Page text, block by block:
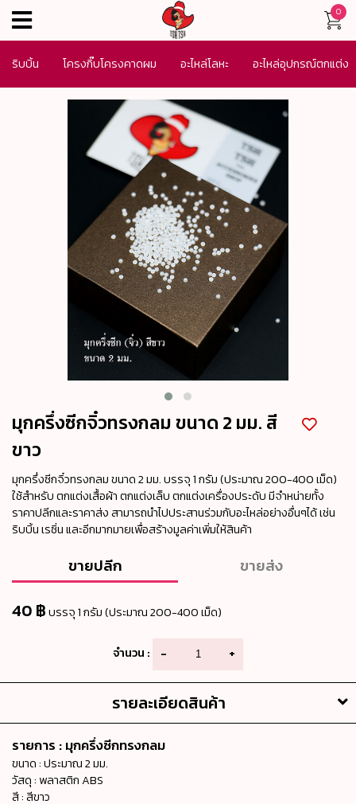
0
menu
ริบบิ้น โครงกิ๊บโครงคาดผม อะไหล่โลหะ อะไหล่อุปกรณ์ตกแต่ง
SALE
มุกครึ่งซีกจิ๋วทรงกลม ขนาด 2 มม. สี
ขาว
มุกครึ่งซีกจิ๋วทรงกลม ขนาด 2 มม. บรรจุ 1 กรัม (ประมาณ 200-400 เม็ด)
ใช้สำหรับ ตกแต่งเสื้อผ้า ตกแต่งเล็บ ตกแต่งเครื่องประดับ มีจำหน่ายทั้ง
ราคาปลีกและราคาส่ง สามารถนำไปประสานร่วมกับอะไหล่อย่างอื่นๆได้ เช่น
ริบบิ้น เรซิ่น และอีกมากมายเพื่อสร้างมูลค่าเพิ่มให้สินค้า
ขายปลีก ขายส่ง
40 ฿บรรจุ 1 กรัม (ประมาณ 200-400 เม็ด)
จำนวน : - +
รายละเอียดสินค้า
รายการ : มุกครึ่งซีกทรงกลม
ขนาด : ประมาณ 2 มม.
วัสดุ : พลาสติก ABS
สี : สีขาว